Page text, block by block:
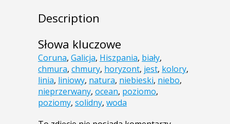
Description
Słowa kluczowe
Coruna, Galicja, Hiszpania, biały,
chmura, chmury, horyzont, jest, kolory,
linia, liniowy, natura, niebieski, niebo,
nieprzerwany, ocean, poziomo,
poziomy, solidny, woda